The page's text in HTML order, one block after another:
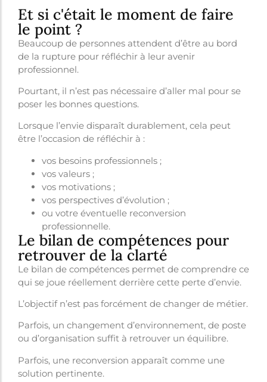
Et si c'était le moment de faire
le point ?
Beaucoup de personnes attendent d’être au bord
de la rupture pour réfléchir à leur avenir
professionnel.
Pourtant, il n’est pas nécessaire d’aller mal pour se
poser les bonnes questions.
Lorsque l’envie disparaît durablement, cela peut
être l’occasion de réfléchir à :
vos besoins professionnels ;
vos valeurs ;
vos motivations ;
vos perspectives d’évolution ;
ou votre éventuelle reconversion
professionnelle.
Le bilan de compétences pour
retrouver de la clarté
Le bilan de compétences permet de comprendre ce
qui se joue réellement derrière cette perte d’envie.
L’objectif n’est pas forcément de changer de métier.
Parfois, un changement d’environnement, de poste
ou d’organisation suffit à retrouver un équilibre.
Parfois, une reconversion apparaît comme une
solution pertinente.